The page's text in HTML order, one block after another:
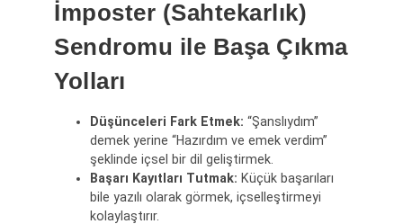
İmposter (Sahtekarlık)
Sendromu ile Başa Çıkma
Yolları
Düşünceleri Fark Etmek: “Şanslıydım”
demek yerine “Hazırdım ve emek verdim”
şeklinde içsel bir dil geliştirmek.
Başarı Kayıtları Tutmak: Küçük başarıları
bile yazılı olarak görmek, içselleştirmeyi
kolaylaştırır.